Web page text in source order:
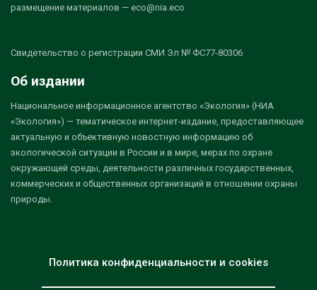
размещение материалов — eco@nia.eco
Свидетельство о регистрации СМИ Эл № ФС77-80306
Об издании
Национальное информационное агентство «Экология» (НИА
«Экология») — тематическое интернет-издание, предоставляющее
актуальную и объективную новостную информацию об
экологической ситуации в России и в мире, мерах по охране
окружающей среды, деятельности различных государственных,
коммерческих и общественных организаций в отношении охраны
природы.
Политика конфиденциальности и cookies